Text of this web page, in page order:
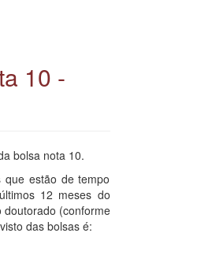
10 -
bolsa nota 10.
que estão de tempo
12 meses do
doutorado (conforme
das bolsas é: